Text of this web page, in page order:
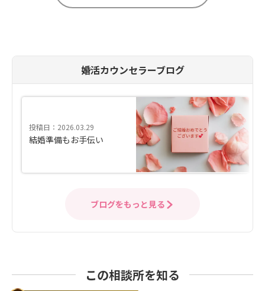
婚活カウンセラーブログ
投稿日：2026.03.29
結婚準備もお手伝い
ブログをもっと見る
この相談所を知る